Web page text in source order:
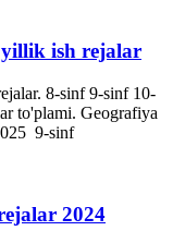
yillik ish rejalar
8-sinf 9-sinf 10-
to'plami. Geografiya
9-sinf
2024